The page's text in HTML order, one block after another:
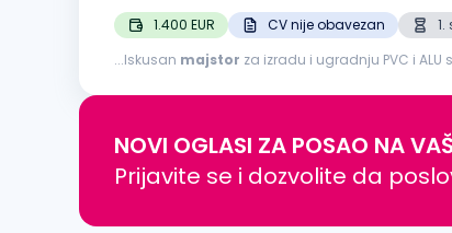
1.400 EUR CV nije obavezan
...Iskusan majstor za izradu i ugradnju PVC i
NOVI OGLASI ZA POSAO NA
Prijavite se i dozvolite da